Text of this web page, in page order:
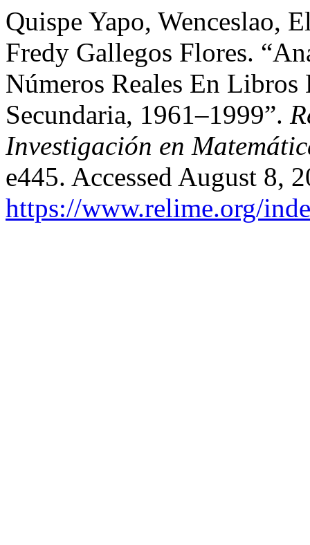
Quispe Yapo, Wenceslao,
Fredy Gallegos Flores.
Números Reales En Libros
Secundaria, 1961–1999”.
Investigación en
e445. Accessed August 8,
https://www.relime.org/